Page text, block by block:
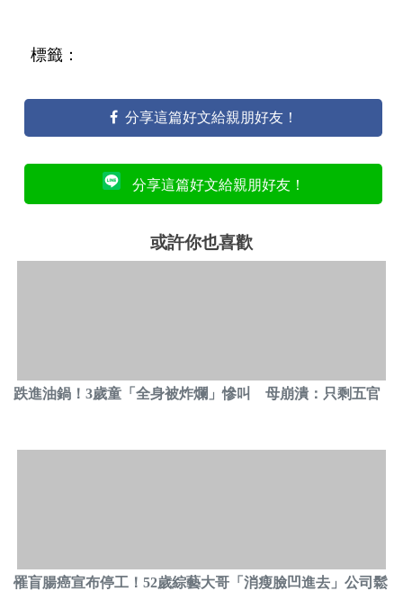
標籤：
分享這篇好文給親朋好友！
分享這篇好文給親朋好友！
或許你也喜歡
跌進油鍋！3歲童「全身被炸爛」慘叫 母崩潰：只剩五官
罹盲腸癌宣布停工！52歲綜藝大哥「消瘦臉凹進去」公司鬆